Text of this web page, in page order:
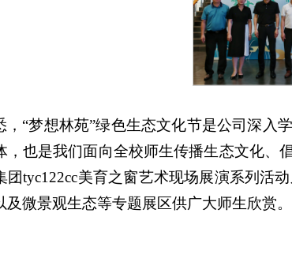
，“梦想林苑”绿色生态文化节是公司深入
，也是我们面向全校师生传播生态文化、
团tyc122cc美育之窗艺术现场展演系列活
及微景观生态等专题展区供广大师生欣赏。